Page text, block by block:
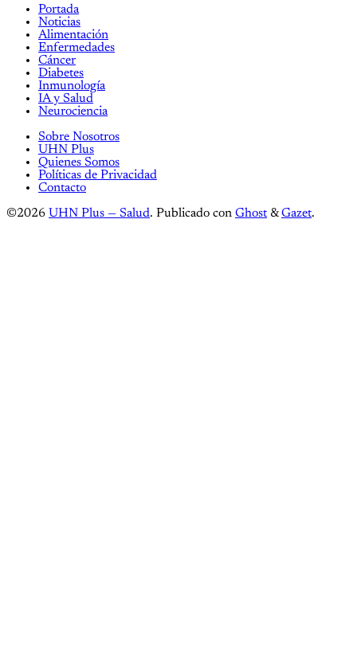
Portada
Noticias
Alimentación
Enfermedades
Cáncer
Diabetes
Inmunología
IA y Salud
Neurociencia
Sobre Nosotros
UHN Plus
Quienes Somos
Políticas de Privacidad
Contacto
©2026 UHN Plus — Salud. Publicado con Ghost &Gazet.